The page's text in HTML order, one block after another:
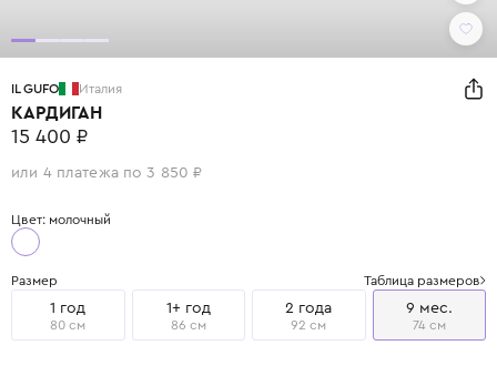
IL GUFO Италия
КАРДИГАН
15 400 ₽
или 4 платежа по 3 850 ₽
Цвет: молочный
Размер Таблица размеров
1 год
80 см
1+ год
86 см
2 года
92 см
9 мес.
74 см